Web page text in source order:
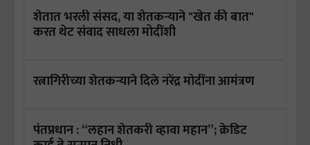
शेतात भरली संसद, या शेतकऱ्याने "खेत की बात"
करत थेट संवाद साधला मोदींशी
रत्नागिरीच्या शेतकऱ्याने दिले नरेंद्र मोदींना आमंत्रण
पंतप्रधान : “लहान शेतकरी व्हावा महान”; क्रेडिट